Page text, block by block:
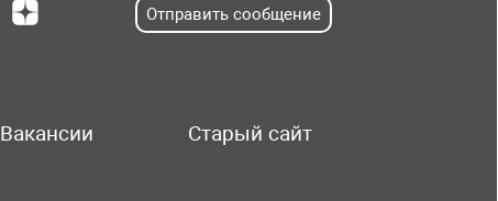
Отправить сообщение
Вакансии Старый сайт